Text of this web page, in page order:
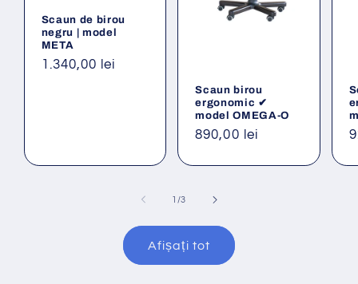
Scaun de birou
negru | model
META
Preț
1.340,00 lei
Scaun birou
ergonomic ✔
model OMEGA-O
Preț
890,00 lei
1 /din
3
Afișați tot